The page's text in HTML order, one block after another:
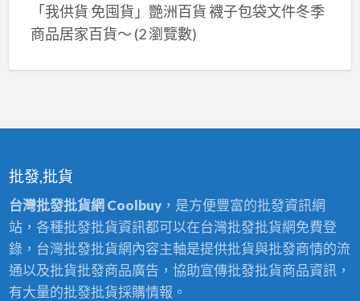
「我供貨 免囤貨」艷洲百貨 襪子包袋文件冬季
商品居家百貨～ (2 瀏覽數)
批發,批貨
台灣批發批貨網 Coolbuy，是方便豐富的批發資訊網
站，各種批發批貨資訊都可以在台灣批發批貨網免費登
錄，台灣批發批貨網內容主軸是提供批貨與批發商情的流
通以及批貨批發商品廣告，協助宣傳批發批貨商品資訊，
有大量的批發批貨採購情報。